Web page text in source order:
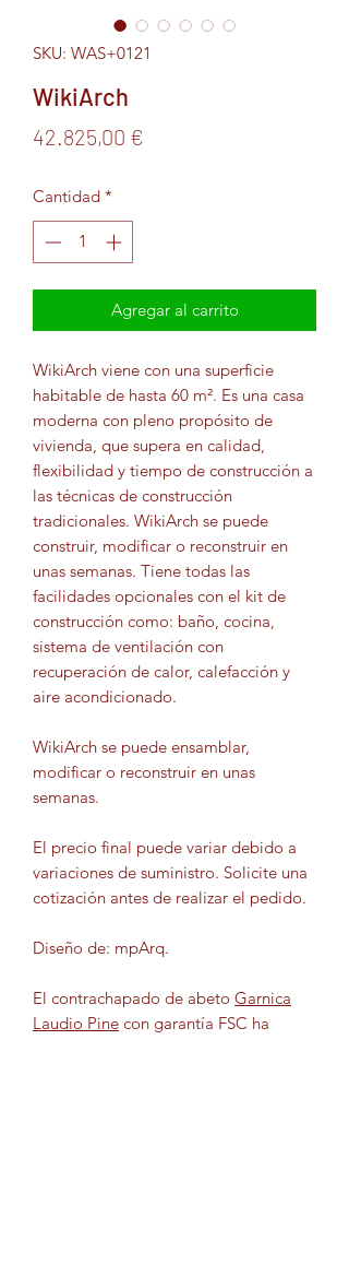
SKU: WAS+0121
WikiArch
42.825,00 €
Cantidad *
Agregar al carrito
WikiArch viene con una superficie
habitable de hasta 60 m². Es una casa
moderna con pleno propósito de
vivienda, que supera en calidad,
flexibilidad y tiempo de construcción a
las técnicas de construcción
tradicionales. WikiArch se puede
construir, modificar o reconstruir en
unas semanas. Tiene todas las
facilidades opcionales con el kit de
construcción como: baño, cocina,
sistema de ventilación con
recuperación de calor, calefacción y
aire acondicionado.
WikiArch se puede ensamblar,
modificar o reconstruir en unas
semanas.
El precio final puede variar debido a
variaciones de suministro. Solicite una
cotización antes de realizar el pedido.
Diseño de: mpArq.
El contrachapado de abeto Garnica
Laudio Pine con garantía FSC ha